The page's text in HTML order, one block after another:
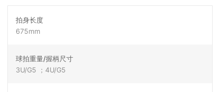
拍身长度
675mm
球拍重量/握柄尺寸
3U/G5 ；4U/G5